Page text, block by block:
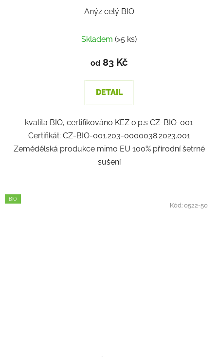
Anýz celý BIO
Skladem (>5 ks)
od 83 Kč
DETAIL
kvalita BIO, certifikováno KEZ o.p.s CZ-BIO-001
Certifikát: CZ-BIO-001.203-0000038.2023.001
Zemědělská produkce mimo EU 100% přírodní šetrné
sušení
BIO
Kód:0522-50